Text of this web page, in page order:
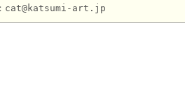
cat@katsumi-art.jp